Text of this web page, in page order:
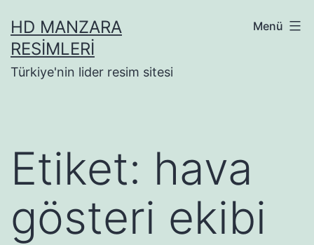
geçHD MANZARA
RESIMLERI
Türkiye'nin lider resim sitesi
Menü
Etiket: hava
gösteri ekibi